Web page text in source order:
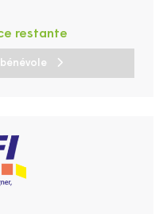
restante